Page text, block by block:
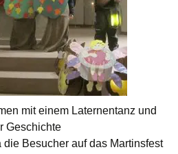
mit einem Laternentanz und
Geschichte
Besucher auf das Martinsfest